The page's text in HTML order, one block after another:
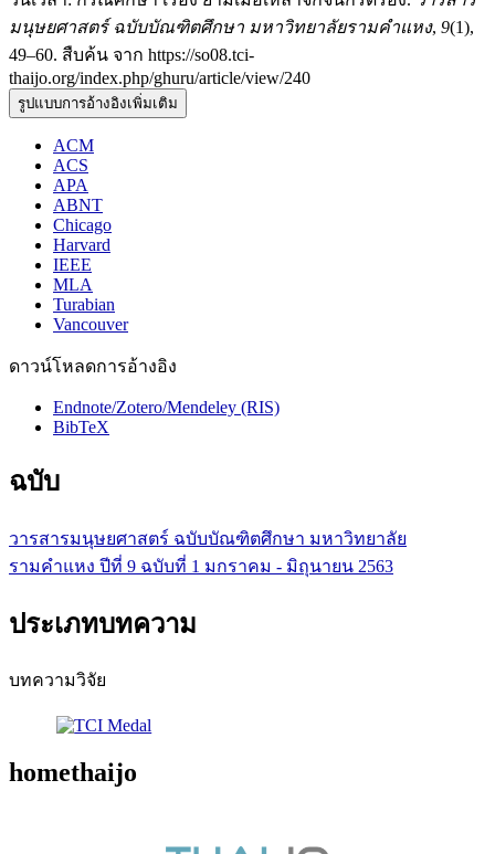
มนุษยศาสตร์ ฉบับบัณฑิตศึกษา มหาวิทยาลัยรามคำแหง, 9(1),
49–60. สืบค้น จาก https://so08.tci-
thaijo.org/index.php/ghuru/article/view/240
รูปแบบการอ้างอิงเพิ่มเติม
ACM
ACS
APA
ABNT
Chicago
Harvard
IEEE
MLA
Turabian
Vancouver
ดาวน์โหลดการอ้างอิง
Endnote/Zotero/Mendeley (RIS)
BibTeX
ฉบับ
วารสารมนุษยศาสตร์ ฉบับบัณฑิตศึกษา มหาวิทยาลัย
รามคำแหง ปีที่ 9 ฉบับที่ 1 มกราคม - มิถุนายน 2563
ประเภทบทความ
บทความวิจัย
homethaijo